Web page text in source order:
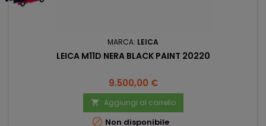
MARCA: LEICA
LEICA M11D NERA BLACK PAINT 20220
Prezzo
9.500,00 €
 Aggiungi al carrello
 Non disponibile